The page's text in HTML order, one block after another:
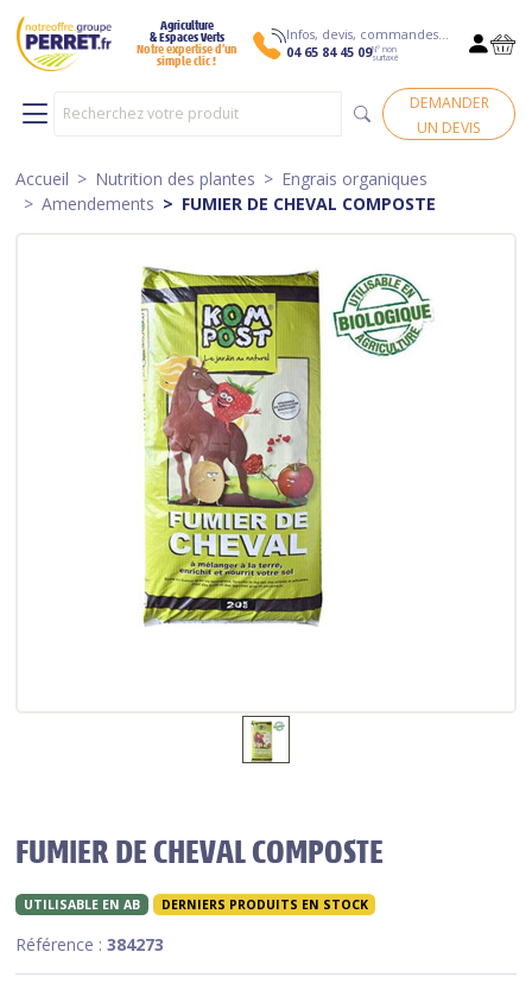
Agriculture
& Espaces Verts
Notre expertise d’un
simple clic !
Infos, devis, commandes…
04 65 84 45 09N° non
surtaxé
DEMANDER
UN DEVIS
Accueil Nutrition des plantes
Engrais organiques
Amendements
FUMIER DE CHEVAL COMPOSTE
FUMIER DE CHEVAL COMPOSTE
UTILISABLE EN AB DERNIERS PRODUITS EN STOCK
Référence :384273